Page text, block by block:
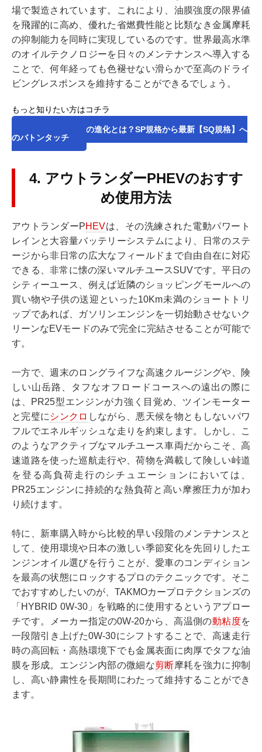
場で製造されています。これにより、油膜強度の限界値
を飛躍的に高め、優れた省燃費性能と比類なき金属摩耗
の抑制能力を同時に実現しているのです。世界最高水準
のオイルテクノロジーを日々のメンテナンスへ導入する
ことで、何年経っても色褪せない滑らかで至高のドライ
ビングレスポンスを維持することができるでしょう。
もっと知りたい方はコチラ
2026年API規格の進化とは？SP規格から最新【SQ規格】へ
のバトンタッチ
4. アウトランダーPHEVのおすす
め使用方法
アウトランダーPHEVは、その洗練された電動パワート
レインと大容量バッテリーシステムにより、日常のステ
ージから非日常の広大なフィールドまで自由自在に対応
できる、非常に懐の深いマルチユースSUVです。平日の
シティーユース、例えば近隣のショッピングモールへの
買い物や子供の送迎といった10Km未満のショートトリ
ップであれば、ガソリンエンジンを一切始動させないク
リーンなEVモードのみで完全に完結させることが可能で
す。
一方で、週末のロングライフな高速クルージングや、険
しい山岳路、タフなオフロードコースへの遠出の際に
は、PR25型エンジンが力強く目覚め、ツインモーター
と完璧に シンクロ しながら、悪天候を物ともしないパワ
フルでエネルギッシュな走りを約束します。しかし、こ
のようなアクティブなマルチユース車両だからこそ、高
速道路を使った巡航走行や、荷物を満載して険しい峠道
を登る高負荷走行のシチュエーションにおいては、
PR25エンジンに持続的な熱負荷と高い摩擦圧力が加わ
り続けます。
特に、新車購入時から比較的早い段階のメンテナンスと
して、使用環境や日本の激しい季節変化を先回りしたエ
ンジンオイル選びを行うことが、愛車のコンディション
を最高の状態にロックするプロのテクニックです。そこ
でおすすめしたいのが、TAKMOカープロテクションズの
「HYBRID 0W-30」を戦略的に使用するというアプロー
チです。メーカー指定の0W-20から、高温側の動粘度を
一段階引き上げた0W-30にシフトすることで、高速走行
時の高回転・高熱環境下でも金属表面に肉厚でタフな油
膜を形成。エンジン内部の微細な剪断摩耗を強力に抑制
し、高い静粛性を長期間にわたって維持することができ
ます。